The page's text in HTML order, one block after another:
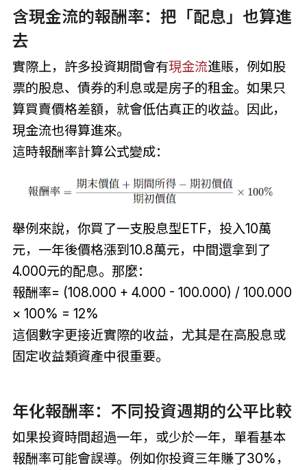
含現金流的報酬率：把「配息」也算進
去
實際上，許多投資期間會有現金流進賬，例如股
票的股息、債券的利息或是房子的租金。如果只
算買賣價格差額，就會低估真正的收益。因此，
現金流也得算進來。
這時報酬率計算公式變成：
舉例來說，你買了一支股息型ETF，投入10萬
元，一年後價格漲到10.8萬元，中間還拿到了
4.000元的配息。那麼：
報酬率= (108.000 + 4.000 - 100.000) / 100.000
× 100% = 12%
這個數字更接近實際的收益，尤其是在高股息或
固定收益類資產中很重要。
年化報酬率：不同投資週期的公平比較
如果投資時間超過一年，或少於一年，單看基本
報酬率可能會誤導。例如你投資三年賺了30%，